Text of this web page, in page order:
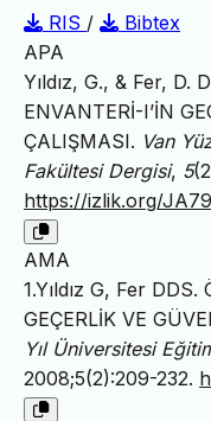
RIS /
Bibtex
APA
Yıldız, G., & Fer, D.
ENVANTERİ-I’İN
ÇALIŞMASI. Van
Fakültesi Dergisi, 5
https://izlik.org/
AMA
1.Yıldız G, Fer
GEÇERLİK VE
Yıl Üniversitesi
2008;5(2):209-232.